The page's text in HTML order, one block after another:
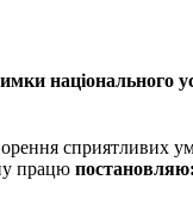
національного
сприятливих
працю постановляю: